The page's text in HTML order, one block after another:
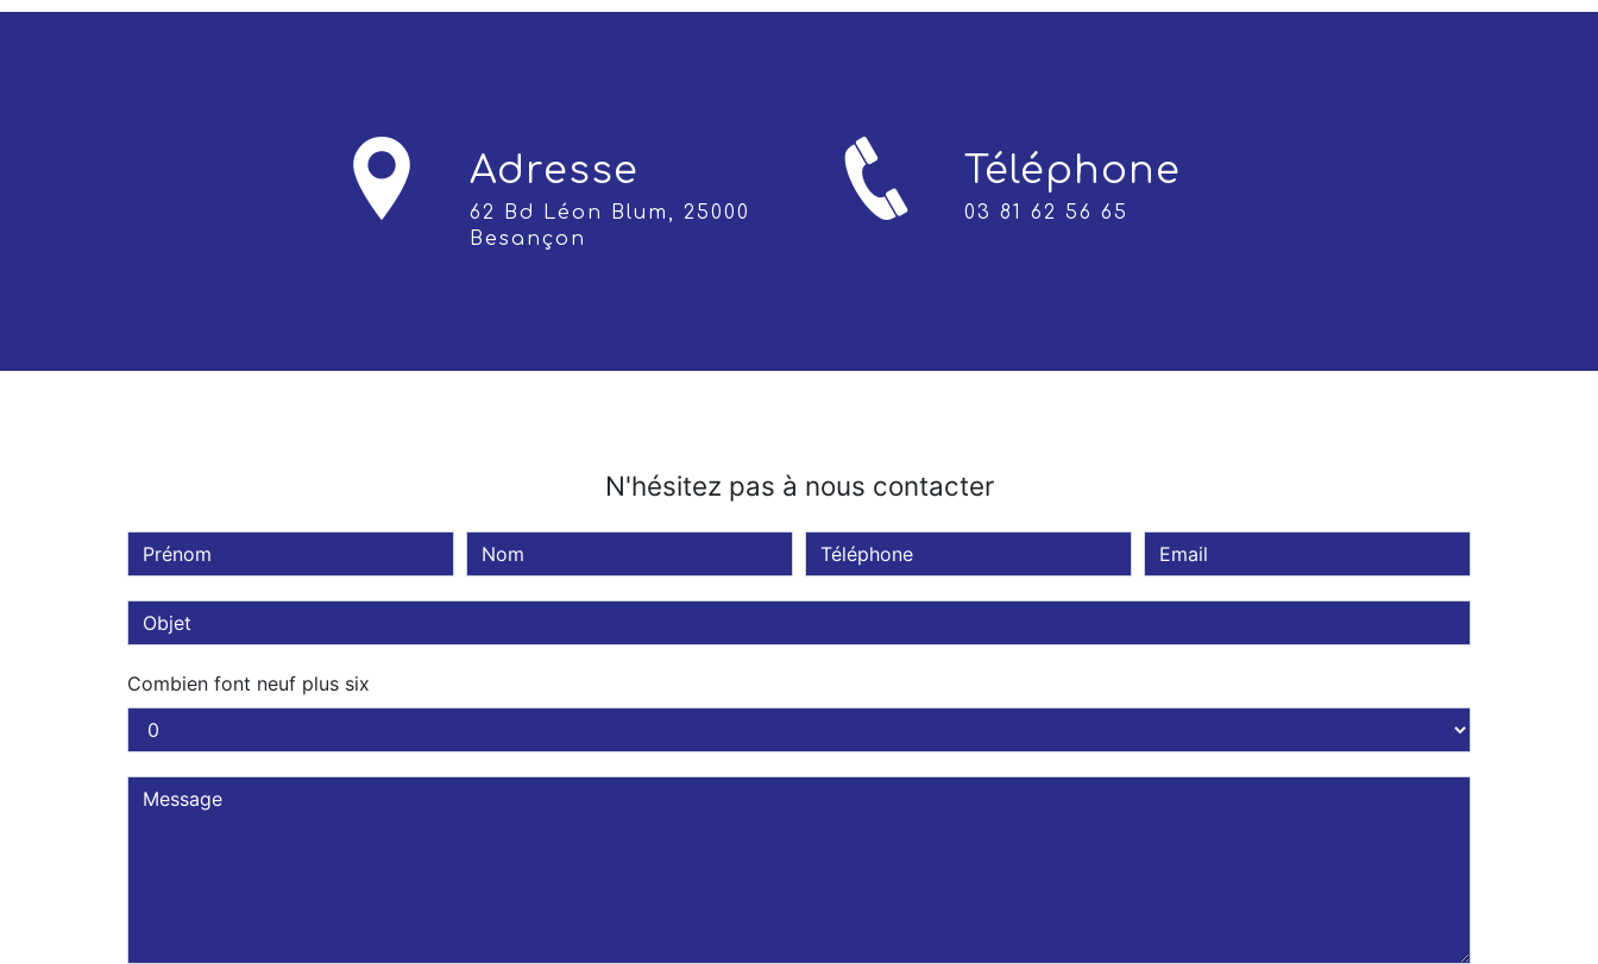
Adresse
62 Bd Léon Blum, 25000
Besançon
Téléphone
03 81 62 56 65
N'hésitez pas à nous contacter
Combien font neuf plus six